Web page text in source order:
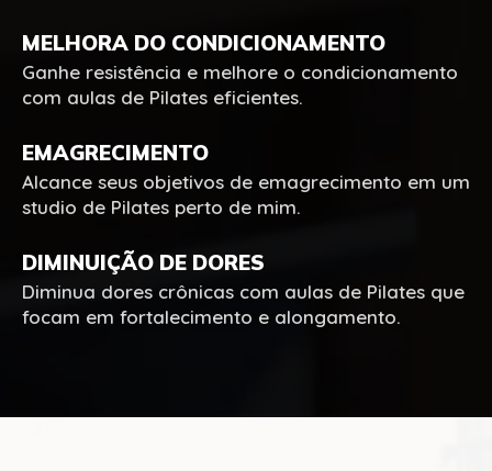
MELHORA DO CONDICIONAMENTO
Ganhe resistência e melhore o condicionamento
com aulas de Pilates eficientes.
EMAGRECIMENTO
Alcance seus objetivos de emagrecimento em um
studio de Pilates perto de mim.
DIMINUIÇÃO DE DORES
Diminua dores crônicas com aulas de Pilates que
focam em fortalecimento e alongamento.